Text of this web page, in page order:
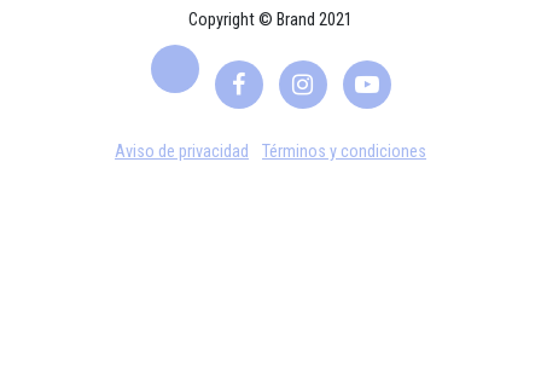
Copyright © Brand 2021
Aviso de privacidad Términos y condiciones